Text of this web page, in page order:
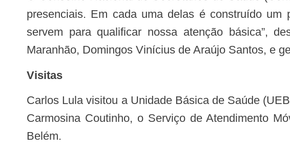
presenciais. Em cada uma delas é construído
servem para qualificar nossa atenção básica”,
Maranhão, Domingos Vinícius de Araújo Santos, e
Visitas
Carlos Lula visitou a Unidade Básica de Saúde (UEB) Baixinha, Unidade Laboratório da Planificação, em Caxias, a Maternidade
Carmosina Coutinho, o Serviço de Atendimento
Belém.